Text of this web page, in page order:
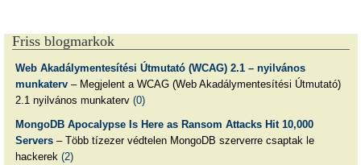
Friss blogmarkok
Web Akadálymentesítési Útmutató (WCAG) 2.1 – nyilvános
munkaterv– Megjelent a WCAG (Web Akadálymentesítési Útmutató)
2.1 nyilvános munkaterv (0)
MongoDB Apocalypse Is Here as Ransom Attacks Hit 10,000
Servers– Több tízezer védtelen MongoDB szerverre csaptak le
hackerek (2)